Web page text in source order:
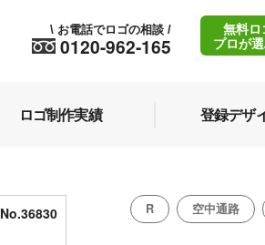
0120-962-165
\ お電話でロゴの相談 /
無料
プロが
ロゴ制作実績 登録デザ
No.36830 R 空中通路